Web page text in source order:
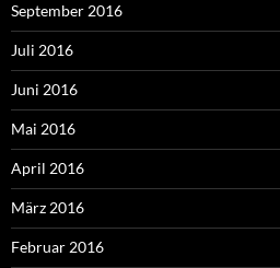
September 2016
Juli 2016
Juni 2016
Mai 2016
April 2016
März 2016
Februar 2016